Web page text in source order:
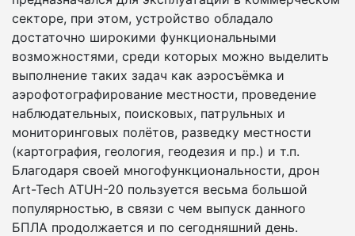
секторе, при этом, устройство обладало
достаточно широкими функциональными
возможностями, среди которых можно выделить
выполнение таких задач как аэросъёмка и
аэрофотографирование местности, проведение
наблюдательных, поисковых, патрульных и
мониторинговых полётов, разведку местности
(картография, геология, геодезия и пр.) и т.п.
Благодаря своей многофункциональности, дрон
Art-Tech ATUH-20 пользуется весьма большой
популярностью, в связи с чем выпуск данного
БПЛА продолжается и по сегодняшний день.